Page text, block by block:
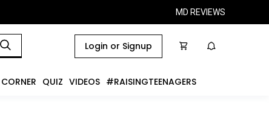
MD REVIEWS
Login or Signup
QUIZ VIDEOS #RAISINGTEENAGERS